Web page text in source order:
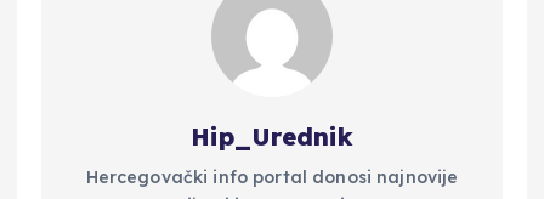
Hip_Urednik
Hercegovački info portal donosi najnovije